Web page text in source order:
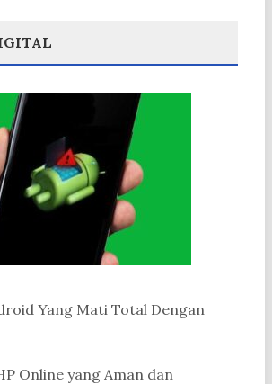
Yang Mati Total Dengan
Online yang Aman dan